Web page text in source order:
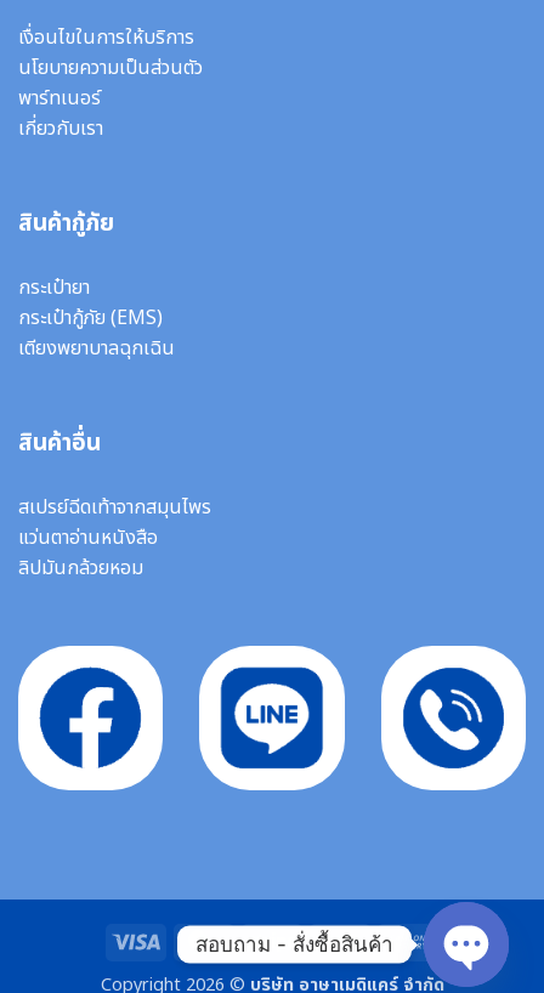
เงื่อนไขในการให้บริการ
นโยบายความเป็นส่วนตัว
พาร์ทเนอร์
เกี่ยวกับเรา
สินค้ากู้ภัย
กระเป๋ายา
กระเป๋ากู้ภัย (EMS)
เตียงพยาบาลฉุกเฉิน
สินค้าอื่น
สเปรย์ฉีดเท้าจากสมุนไพร
แว่นตาอ่านหนังสือ
ลิปมันกล้วยหอม
Visa MasterCard
Stripe
Bank
Transfer
Cash
On
Copyright 2026 © บริษัท อาษาเมดิแคร์ จำกัด
สอบถาม - สั่งซื้อสินค้า